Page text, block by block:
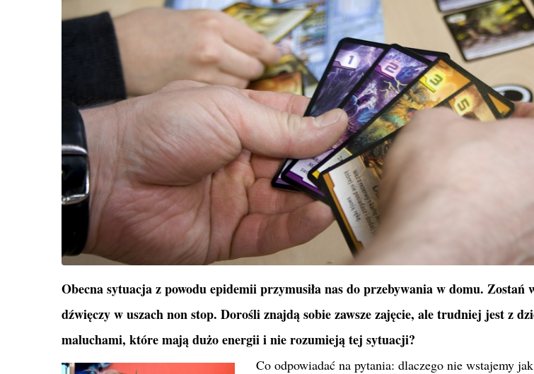
Obecna sytuacja z powodu epidemii przymusiła nas do przebywania w domu. Zostań
dźwięczy w uszach non stop. Dorośli znajdą sobie zawsze zajęcie, ale trudniej jest z
maluchami, które mają dużo energii i nie rozumieją tej sytuacji?
Co odpowiadać na pytania: dlaczego nie wstajemy